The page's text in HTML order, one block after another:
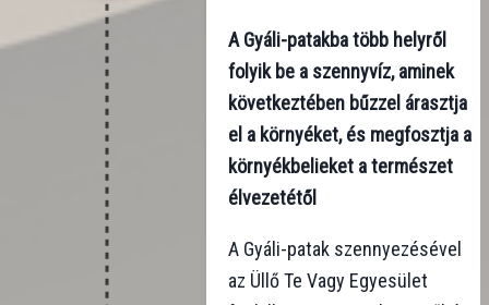
A Gyáli-patakba több helyről
folyik be a szennyvíz, aminek
következtében bűzzel árasztja
el a környéket, és megfosztja a
környékbelieket a természet
élvezetétől
A Gyáli-patak szennyezésével
az Üllő Te Vagy Egyesület